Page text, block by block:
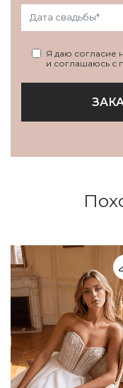
Я даю согласие
и соглашаюсь с